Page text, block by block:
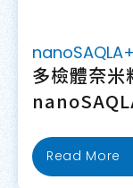
多檢體奈米
Read More